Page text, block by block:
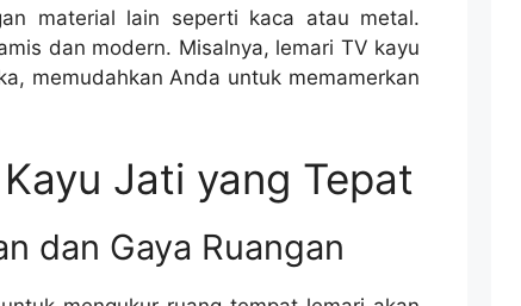
material lain seperti kaca atau metal.
dan modern. Misalnya, lemari TV kayu
memudahkan Anda untuk memamerkan
Jati yang Tepat
dan Gaya Ruangan